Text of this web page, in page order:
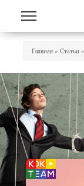
Перейти к
Главная » Статьи »